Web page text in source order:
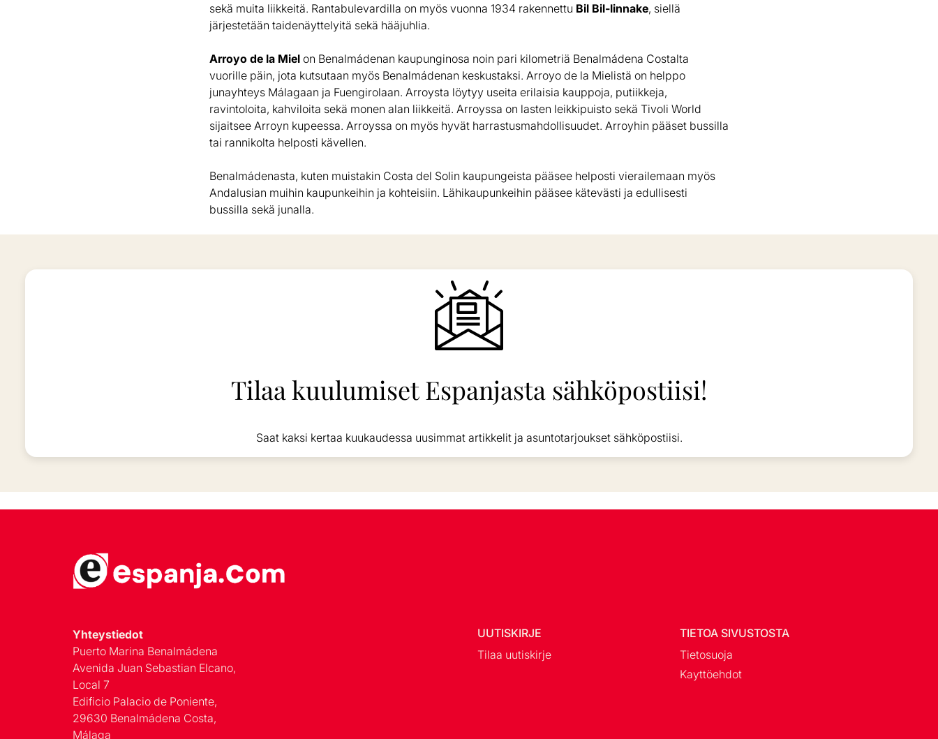
sekä muita liikkeitä. Rantabulevardilla on myös vuonna 1934 rakennettu Bil Bil-linnake, siellä
järjestetään taidenäyttelyitä sekä hääjuhlia.
Arroyo de la Miel on Benalmádenan kaupunginosa noin pari kilometriä Benalmádena Costalta
vuorille päin, jota kutsutaan myös Benalmádenan keskustaksi. Arroyo de la Mielistä on helppo
junayhteys Málagaan ja Fuengirolaan. Arroysta löytyy useita erilaisia kauppoja, putiikkeja,
ravintoloita, kahviloita sekä monen alan liikkeitä. Arroyssa on lasten leikkipuisto sekä Tivoli World
sijaitsee Arroyn kupeessa. Arroyssa on myös hyvät harrastusmahdollisuudet. Arroyhin pääset bussilla
tai rannikolta helposti kävellen.
Benalmádenasta, kuten muistakin Costa del Solin kaupungeista pääsee helposti vierailemaan myös
Andalusian muihin kaupunkeihin ja kohteisiin. Lähikaupunkeihin pääsee kätevästi ja edullisesti
bussilla sekä junalla.
Tilaa kuulumiset Espanjasta sähköpostiisi!
Saat kaksi kertaa kuukaudessa uusimmat artikkelit ja asuntotarjoukset sähköpostiisi.
Yhteystiedot
Puerto Marina Benalmádena
Avenida Juan Sebastian Elcano,
Local 7
Edificio Palacio de Poniente,
29630 Benalmádena Costa,
Málaga
UUTISKIRJE
Tilaa uutiskirje
TIETOA SIVUSTOSTA
Tietosuoja
Kayttöehdot